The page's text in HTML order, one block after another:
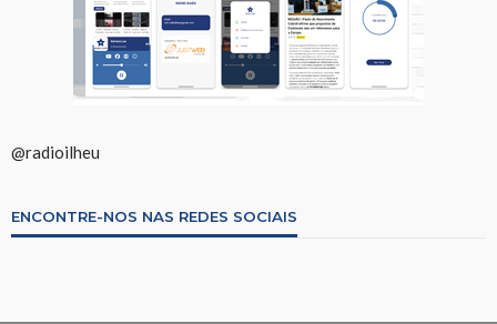
@radioilheu
ENCONTRE-NOS NAS REDES SOCIAIS